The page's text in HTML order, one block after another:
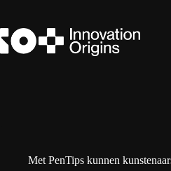
de
inhoud
Met PenTips kunnen